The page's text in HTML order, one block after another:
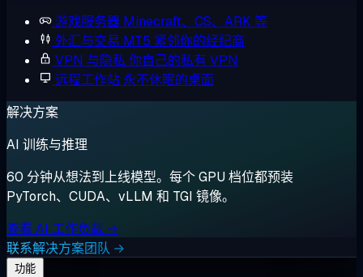
游戏服务器 Minecraft、CS、ARK 等
外汇与交易 MT5 紧邻你的经纪商
VPN 与隐私 你自己的私有 VPN
远程工作站 永不休眠的桌面
解决方案
AI 训练与推理
60 分钟从想法到上线模型。每个 GPU 档位都预装
PyTorch、CUDA、vLLM 和 TGI 镜像。
查看 AI 工作负载 →
联系解决方案团队 →